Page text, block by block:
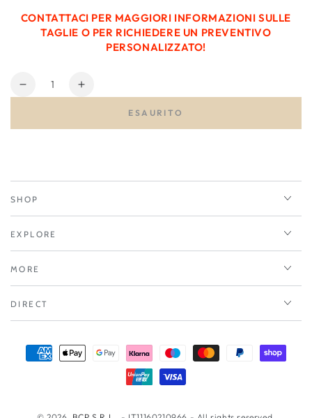
CONTATTACI PER MAGGIORI INFORMAZIONI SULLE
TAGLIE O PER RICHIEDERE UN PREVENTIVO
PERSONALIZZATO!
Quantità
Diminuisci
1
2026
Aumenta
1
ESAURITO
SHOP
EXPLORE
MORE
DIRECT
Modalità